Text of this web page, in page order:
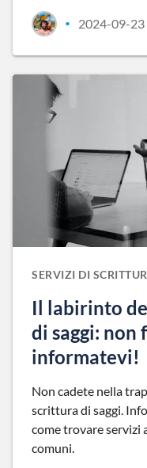
• 2024-09-23
SERVIZI DI
Il labirinto
di saggi:
informatevi!
Non cadete nella
scrittura di saggi.
come trovare servizi
comuni.